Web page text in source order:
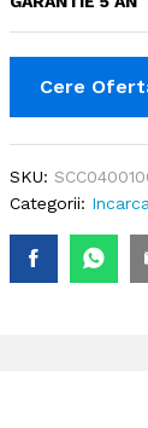
Cere
SKU:
Categorii: